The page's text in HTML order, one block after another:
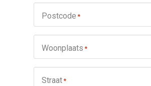
Postcode *
Woonplaats *
Straat*